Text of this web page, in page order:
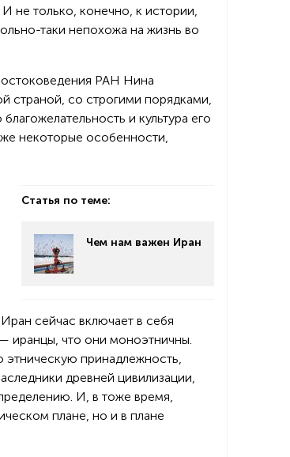
не только, конечно, к истории,
таки непохожа на жизнь во
РАН Нина
страной, со строгими порядками,
и культура его
некоторые особенности,
Статья по теме:
Чем нам важен Иран
сейчас включает в себя
иранцы, что они моноэтничны.
принадлежность,
древней цивилизации,
И, в тоже время,
плане, но и в плане